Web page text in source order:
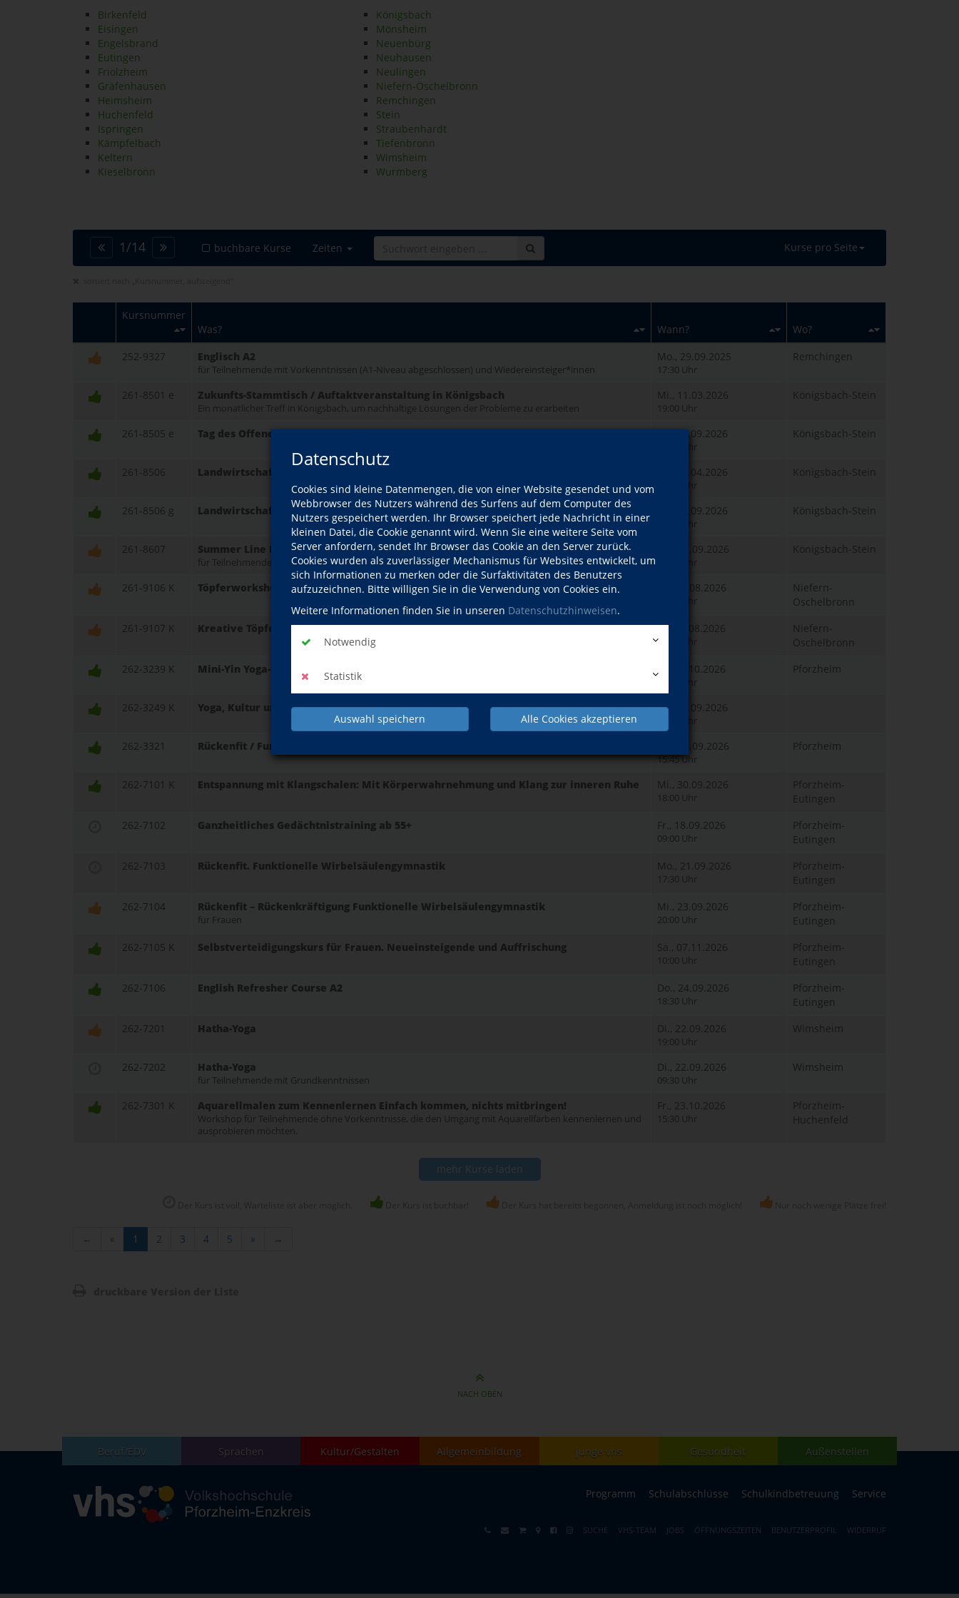
Datenschutz
Cookies sind kleine Datenmengen, die von einer Website gesendet und vom
Webbrowser des Nutzers während des Surfens auf dem Computer des
Nutzers gespeichert werden. Ihr Browser speichert jede Nachricht in einer
kleinen Datei, die Cookie genannt wird. Wenn Sie eine weitere Seite vom
Server anfordern, sendet Ihr Browser das Cookie an den Server zurück.
Cookies wurden als zuverlässiger Mechanismus für Websites entwickelt, um
sich Informationen zu merken oder die Surfaktivitäten des Benutzers
aufzuzeichnen. Bitte willigen Sie in die Verwendung von Cookies ein.
Weitere Informationen finden Sie in unseren Datenschutzhinweisen.
Notwendig
Statistik
Auswahl speichern Alle Cookies akzeptieren
Birkenfeld
Eisingen
Engelsbrand
Eutingen
Friolzheim
Gräfenhausen
Heimsheim
Huchenfeld
Ispringen
Kämpfelbach
Keltern
Kieselbronn
Königsbach
Mönsheim
Neuenbürg
Neuhausen
Neulingen
Niefern-Öschelbronn
Remchingen
Stein
Straubenhardt
Tiefenbronn
Wimsheim
Wurmberg
1/14 buchbare Kurse Zeiten Kurse pro Seite
Kursnummer
Was?
Wann?
Wo?
252-9327
Englisch A2
für Teilnehmende mit Vorkenntnissen (A1-Niveau abgeschlossen) und Wiedereinsteiger*innen
Mo., 29.09.2025
17:30 Uhr
Remchingen
261-8501 e Zukunfts-Stammtisch / Auftaktveranstaltung in Königsbach
Ein monatlicher Treff in Königsbach, um nachhaltige Lösungen der Probleme zu erarbeiten
Mi., 11.03.2026
19:00 Uhr
Königsbach-Stein
261-8505 e Tag des Offenen Denkmals im Königsbacher Schlossgarten So., 13.09.2026
11:00 Uhr
Königsbach-Stein
261-8506 Landwirtschaft durchs Jahr Sa., 11.04.2026
10:00 Uhr
Königsbach-Stein
261-8506 g Landwirtschaft durchs Jahr Sa., 12.09.2026
10:00 Uhr
Königsbach-Stein
261-8607 Summer Line Dance
für Teilnehmende mit erweiterten Vorkenntnissen
Do., 17.09.2026
18:45 Uhr
Königsbach-Stein
261-9106 K Töpferworkshop: Bunte Gartenvögel aus Keramik Di., 04.08.2026
18:30 Uhr
Niefern-
Öschelbronn
261-9107 K
Kreative Töpferwerkstatt Fr., 21.08.2026
19:00 Uhr
Niefern-
Öschelbronn
262-3239 K
Mini-Yin Yoga-Retreat Auszeit am Freitagabend Fr., 23.10.2026
17:30 Uhr
Pforzheim
262-3249 K Yoga, Kultur und Wandern in der Pfalz Sa., 19.09.2026
10:00 Uhr
262-3321 Rückenfit / Funktionelles Körpertraining und Wirbelsäulengymnastik Do., 24.09.2026
15:45 Uhr
Pforzheim
262-7101 K Entspannung mit Klangschalen: Mit Körperwahrnehmung und Klang zur inneren Ruhe Mi., 30.09.2026
18:00 Uhr
Pforzheim-
Eutingen
262-7102
Ganzheitliches Gedächtnistraining ab 55+ Fr., 18.09.2026
09:00 Uhr
Pforzheim-
Eutingen
262-7103
Rückenfit. Funktionelle Wirbelsäulengymnastik Mo., 21.09.2026
17:30 Uhr
Pforzheim-
Eutingen
262-7104
Rückenfit – Rückenkräftigung Funktionelle Wirbelsäulengymnastik
für Frauen
Mi., 23.09.2026
20:00 Uhr
Pforzheim-
Eutingen
262-7105 K
Selbstverteidigungskurs für Frauen. Neueinsteigende und Auffrischung Sa., 07.11.2026
10:00 Uhr
Pforzheim-
Eutingen
262-7106
English Refresher Course A2 Do., 24.09.2026
18:30 Uhr
Pforzheim-
Eutingen
262-7201
Hatha-Yoga Di., 22.09.2026
19:00 Uhr
Wimsheim
262-7202 Hatha-Yoga
für Teilnehmende mit Grundkenntnissen
Di., 22.09.2026
09:30 Uhr
Wimsheim
262-7301 K Aquarellmalen zum Kennenlernen Einfach kommen, nichts mitbringen!
Workshop für Teilnehmende ohne Vorkenntnisse, die den Umgang mit Aquarellfarben kennenlernen und
ausprobieren möchten.
Fr., 23.10.2026
15:30 Uhr
Pforzheim-
Huchenfeld
mehr Kurse laden
← « 1 2 3 4 5 » →
NACH OBEN
Beruf/EDV Sprachen Kultur/Gestalten Allgemeinbildung junge vhs Gesundheit Außenstellen
Programm Schulabschlüsse Schulkindbetreuung Service
SUCHE VHS-TEAM JOBS ÖFFNUNGSZEITEN BENUTZERPROFIL WIDERRUF